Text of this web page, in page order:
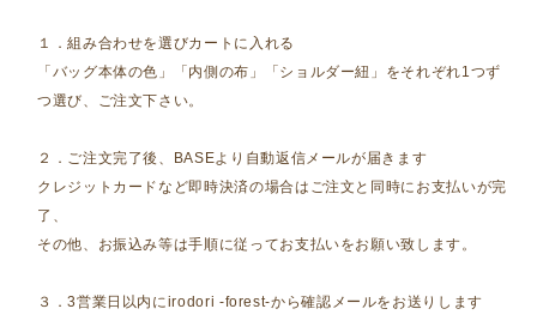
１．組み合わせを選びカートに入れる
「バッグ本体の色」「内側の布」「ショルダー紐」をそれぞれ1つず
つ選び、ご注文下さい。
２．ご注文完了後、BASEより自動返信メールが届きます
クレジットカードなど即時決済の場合はご注文と同時にお支払いが完
了、
その他、お振込み等は手順に従ってお支払いをお願い致します。
３．3営業日以内にirodori -forest-から確認メールをお送りします